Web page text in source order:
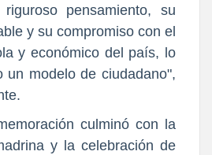
pensamiento, su
y su compromiso con el
y económico del país, lo
un modelo de ciudadano",
culminó con la
y la celebración de